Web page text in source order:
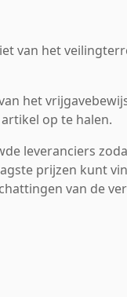
van het
het
op te halen.
leveranciers
prijzen kunt
van de